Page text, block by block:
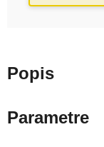
Popis
Parametre